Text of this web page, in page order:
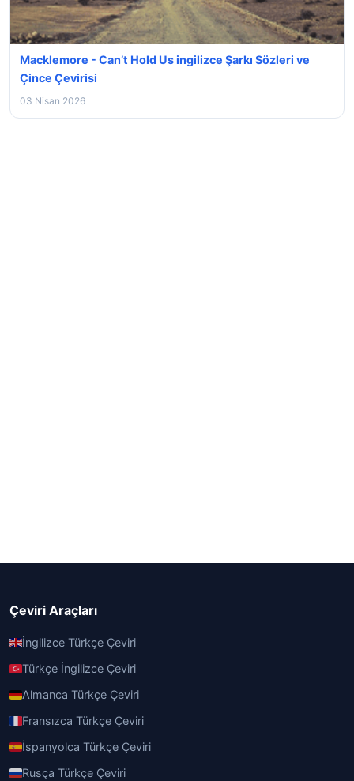
Macklemore - Can’t Hold Us ingilizce Şarkı Sözleri ve
Çince Çevirisi
03 Nisan 2026
Çeviri Araçları
İngilizce Türkçe Çeviri
Türkçe İngilizce Çeviri
Almanca Türkçe Çeviri
Fransızca Türkçe Çeviri
İspanyolca Türkçe Çeviri
Rusça Türkçe Çeviri